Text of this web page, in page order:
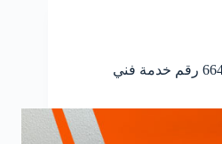
معلم كهربائي الري 66409555 رقم خدمة فني